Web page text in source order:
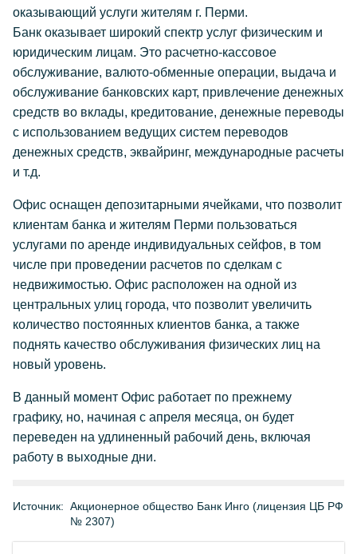
оказывающий услуги жителям г. Перми.
Банк оказывает широкий спектр услуг физическим и
юридическим лицам. Это расчетно-кассовое
обслуживание, валюто-обменные операции, выдача и
обслуживание банковских карт, привлечение денежных
средств во вклады, кредитование, денежные переводы
с использованием ведущих систем переводов
денежных средств, эквайринг, международные расчеты
и т.д.
Офис оснащен депозитарными ячейками, что позволит
клиентам банка и жителям Перми пользоваться
услугами по аренде индивидуальных сейфов, в том
числе при проведении расчетов по сделкам с
недвижимостью. Офис расположен на одной из
центральных улиц города, что позволит увеличить
количество постоянных клиентов банка, а также
поднять качество обслуживания физических лиц на
новый уровень.
В данный момент Офис работает по прежнему
графику, но, начиная с апреля месяца, он будет
переведен на удлиненный рабочий день, включая
работу в выходные дни.
Источник: Акционерное общество Банк Инго (лицензия ЦБ РФ
№ 2307)